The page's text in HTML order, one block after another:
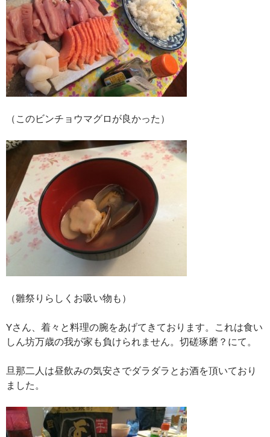
（このビンチョウマグロが良かった）
（雛祭りらしくお吸い物も）
Yさん、着々と料理の腕をあげてきております。これは食い
しん坊万歳の我が家も負けられません。切磋琢磨？にて。
旦那二人は昼飲みの気安さでダラダラとお酒を頂いており
ました。